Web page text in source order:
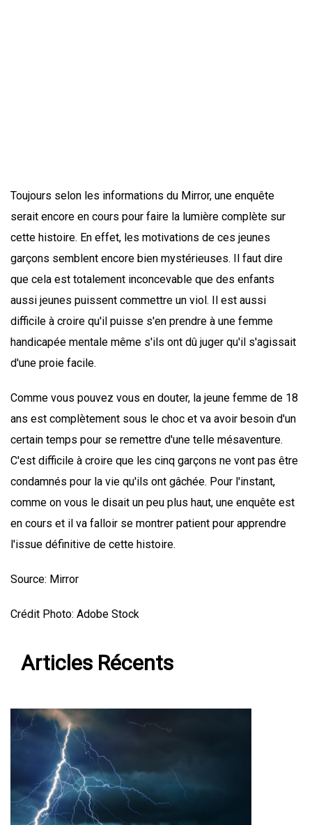
Toujours selon les informations du Mirror, une enquête
serait encore en cours pour faire la lumière complète sur
cette histoire. En effet, les motivations de ces jeunes
garçons semblent encore bien mystérieuses. Il faut dire
que cela est totalement inconcevable que des enfants
aussi jeunes puissent commettre un viol. Il est aussi
difficile à croire qu'il puisse s'en prendre à une femme
handicapée mentale même s'ils ont dû juger qu'il s'agissait
d'une proie facile.
Comme vous pouvez vous en douter, la jeune femme de 18
ans est complètement sous le choc et va avoir besoin d'un
certain temps pour se remettre d'une telle mésaventure.
C'est difficile à croire que les cinq garçons ne vont pas être
condamnés pour la vie qu'ils ont gâchée. Pour l'instant,
comme on vous le disait un peu plus haut, une enquête est
en cours et il va falloir se montrer patient pour apprendre
l'issue définitive de cette histoire.
Source: Mirror
Crédit Photo: Adobe Stock
Articles Récents